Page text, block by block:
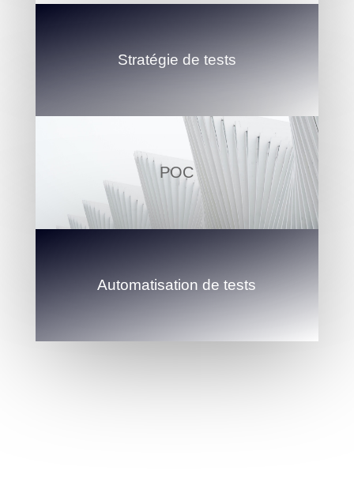
Stratégie de tests
POC
Automatisation de tests